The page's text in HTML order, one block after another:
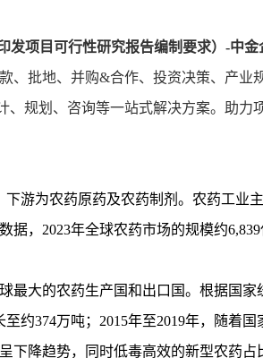
项目可行性研究报告编制要求）-中金
、批地、并购&合作、投资决策、产业
规划、咨询等一站式解决方案。助力
游为农药原药及农药制剂。农药工业
据， 2023年全球农药市场的规模约
最大的农药生产国和出口国。根据国家
约374万吨；2015年至2019年，随着国
下降趋势，同时低毒高效的新型农药占